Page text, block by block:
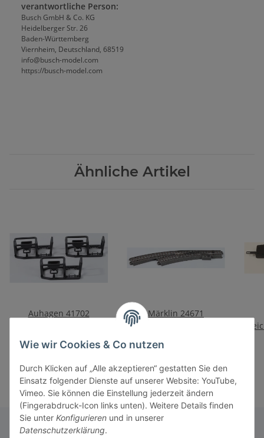
verantwortliche Person:
Busch GmbH & Co. KG
Heidelberger Str. 26
Baden-Württemberg
Viernheim, Deutschland, 68519
info@busch-model.com
https://busch-model.com
Ähnliche Artikel
Auhagen 41702
18,50 €
Märklin 24671
Bogenweiche links R1 =
Wie wir Cookies & Co nutzen
Durch Klicken auf „Alle akzeptieren“ gestatten Sie den
Einsatz folgender Dienste auf unserer Website: YouTube,
Vimeo. Sie können die Einstellung jederzeit ändern
(Fingerabdruck-Icon links unten). Weitere Details finden
Sie unter Konfigurieren und in unserer
Datenschutzerklärung.